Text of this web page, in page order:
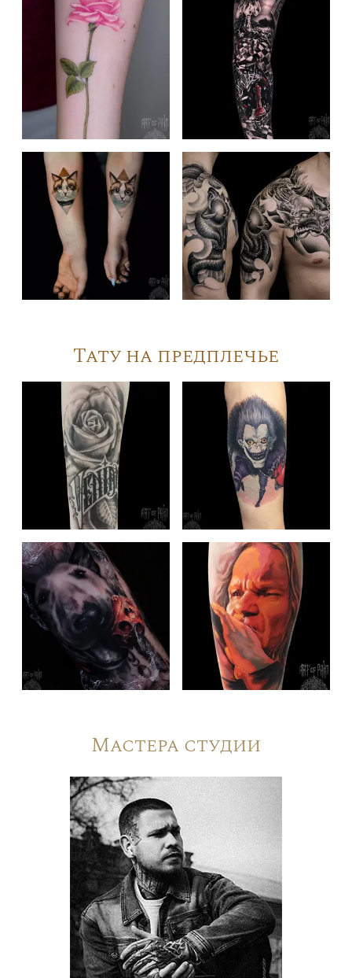
Тату на предплечье
Мастера студии